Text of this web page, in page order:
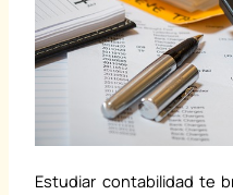
Estudiar contabilidad te